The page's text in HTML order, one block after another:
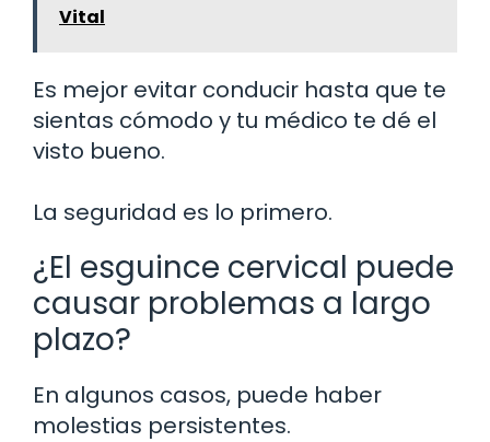
Vital
Es mejor evitar conducir hasta que te
sientas cómodo y tu médico te dé el
visto bueno.
La seguridad es lo primero.
¿El esguince cervical puede
causar problemas a largo
plazo?
En algunos casos, puede haber
molestias persistentes.